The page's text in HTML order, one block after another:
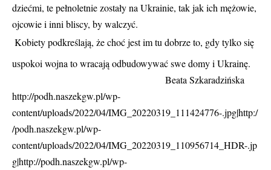
dziećmi, te pełnoletnie zostały na Ukrainie, tak jak ich mężowie,
ojcowie i inni bliscy, by walczyć.
Kobiety podkreślają, że choć jest im tu dobrze to, gdy tylko się
uspokoi wojna to wracają odbudowywać swe domy i Ukrainę.
Beata Szkaradzińska
http://podh.naszekgw.pl/wp-
content/uploads/2022/04/IMG_20220319_111424776-.jpg|http:/
/podh.naszekgw.pl/wp-
content/uploads/2022/04/IMG_20220319_110956714_HDR-.jp
g|http://podh.naszekgw.pl/wp-